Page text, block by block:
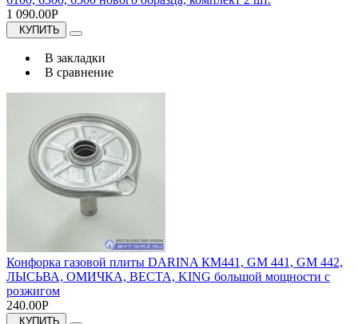
1 090.00Р
КУПИТЬ
В закладки
В сравнение
Конфорка газовой плиты DARINA КМ441, GM 441, GM 442,
ЛЫСЬВА, ОМИЧКА, ВЕСТА, KING большой мощности с
розжигом
240.00Р
КУПИТЬ